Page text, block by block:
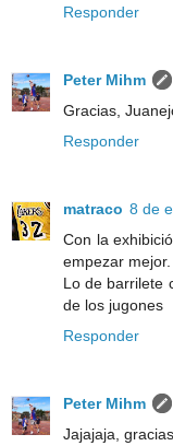
Responder
Peter Mihm
Gracias,
Responder
matraco 8 de
Con la
empezar
Lo de barrilete
de los jugones
Responder
Peter Mihm
Jajajaja,